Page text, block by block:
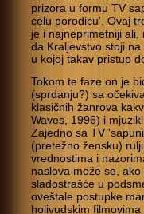
prizora u formu TV
celu porodicu'. Ovaj
je i najneprimetniji
da Kraljevstvo stoji
u kojoj takav pristup
Tokom te faze on je
(sprdanju?) sa
klasičnih žanrova
Waves, 1996) i
Zajedno sa TV
(pretežno žensku)
vrednostima i
naslova može se,
sladostrašće u
oveštale postupke
holivudskim